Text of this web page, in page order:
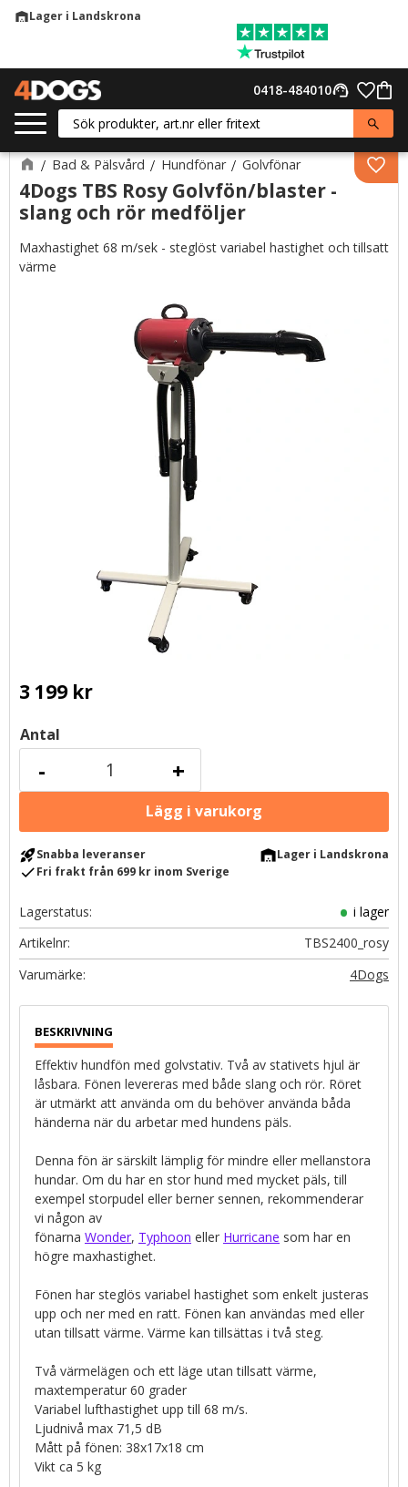
warehouseLager i Landskrona
support_agent
0418-484010
Bad & Pälsvård Hundfönar Golvfönar
4Dogs TBS Rosy Golvfön/blaster -
slang och rör medföljer
Maxhastighet 68 m/sek - steglöst variabel hastighet och tillsatt
värme
3 199kr
Antal
+
-
rocket_launchSnabba leveranser warehouseLager i Landskrona
checkFri frakt från 699 kr inom Sverige
Lagerstatus
i lager
Artikelnr
TBS2400_rosy
4Dogs
Effektiv hundfön med golvstativ. Två av stativets hjul är
låsbara. Fönen levereras med både slang och rör. Röret
är utmärkt att använda om du behöver använda båda
händerna när du arbetar med hundens päls.
Denna fön är särskilt lämplig för mindre eller mellanstora
hundar. Om du har en stor hund med mycket päls, till
exempel storpudel eller berner sennen, rekommenderar
vi någon av
fönarna Wonder, Typhoon eller Hurricane som har en
högre maxhastighet.
Fönen har steglös variabel hastighet som enkelt justeras
upp och ner med en ratt. Fönen kan användas med eller
utan tillsatt värme. Värme kan tillsättas i två steg.
Två värmelägen och ett läge utan tillsatt värme,
maxtemperatur 60 grader
Variabel lufthastighet upp till 68 m/s.
Ljudnivå max 71,5 dB
Mått på fönen: 38x17x18 cm
Vikt ca 5 kg